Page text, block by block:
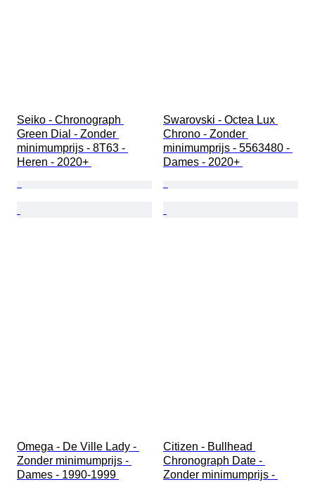
Seiko - Chronograph
Green Dial - Zonder
minimumprijs - 8T63 -
Heren - 2020+
Swarovski - Octea Lux
Chrono - Zonder
minimumprijs - 5563480 -
Dames - 2020+
Omega - De Ville Lady -
Zonder minimumprijs -
Dames - 1990-1999
Citizen - Bullhead
Chronograph Date -
Zonder minimumprijs -